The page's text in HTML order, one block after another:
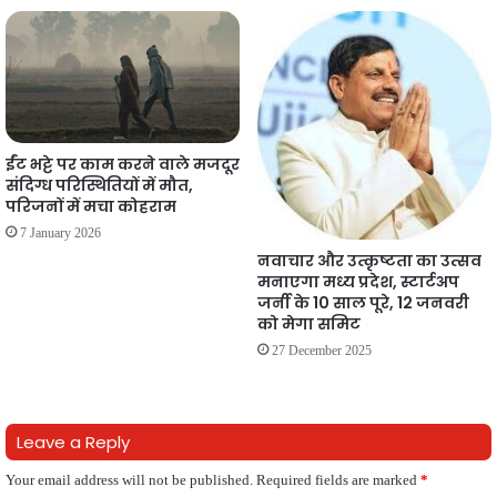
ईंट भट्टे पर काम करने वाले मजदूर
संदिग्ध परिस्थितियों में मौत,
परिजनों में मचा कोहराम
7 January 2026
नवाचार और उत्कृष्टता का उत्सव
मनाएगा मध्य प्रदेश, स्टार्टअप
जर्नी के 10 साल पूरे, 12 जनवरी
को मेगा समिट
27 December 2025
Leave a Reply
Your email address will not be published. Required fields are marked *